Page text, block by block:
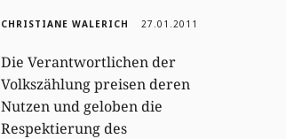
CHRISTIANE WALERICH 27.01.2011
Die Verantwortlichen der
Volkszählung preisen deren
Nutzen und geloben die
Respektierung des